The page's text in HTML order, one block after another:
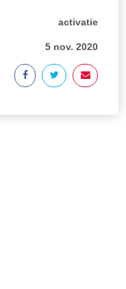
activatie
5 nov. 2020